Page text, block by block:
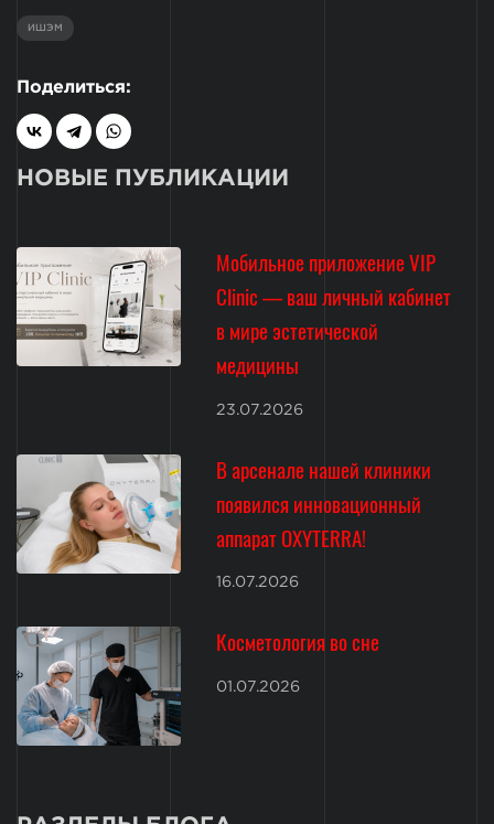
ИШЭМ
Поделиться:
НОВЫЕ ПУБЛИКАЦИИ
Мобильное приложение VIP
Clinic — ваш личный кабинет
в мире эстетической
медицины
23.07.2026
В арсенале нашей клиники
появился инновационный
аппарат OXYTERRA!
16.07.2026
Косметология во сне
01.07.2026